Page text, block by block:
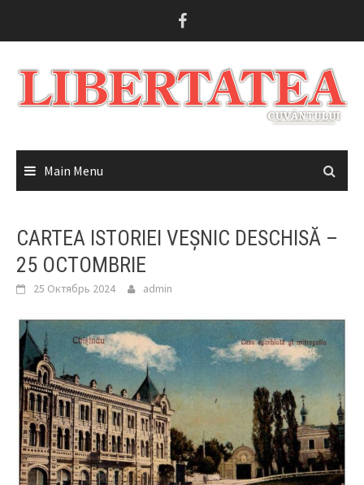
Main Menu
CARTEA ISTORIEI VEȘNIC DESCHISĂ –
25 OCTOMBRIE
25 Октябрь 2024 admin